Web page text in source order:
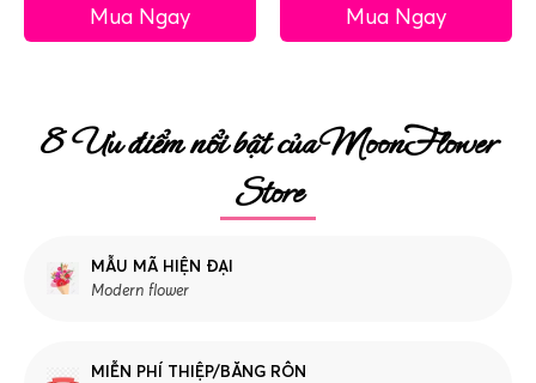
Mua Ngay Mua Ngay
8 Ưu điểm nổi bật của MoonFlower
Store
MẪU MÃ HIỆN ĐẠI
Modern flower
MIỄN PHÍ THIỆP/BĂNG RÔN